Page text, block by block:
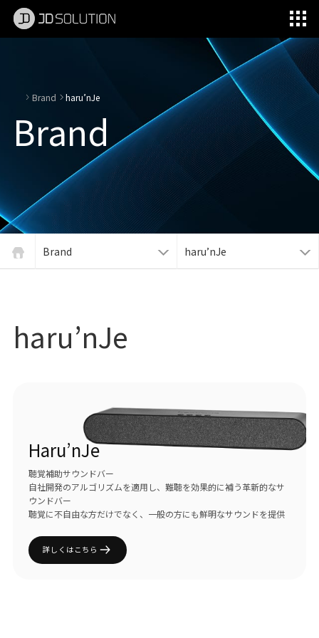
Brand haru’nJe
Brand
Brand haru’nJe
haru’nJe
Haru’nJe
聴覚補助サウンドバー
自社開発のアルゴリズムを適用し、難聴を効果的に補う革新的なサ
ウンドバー
聴覚に不自由な方だけでなく、一般の方にも鮮明なサウンドを提供
詳しくはこちら